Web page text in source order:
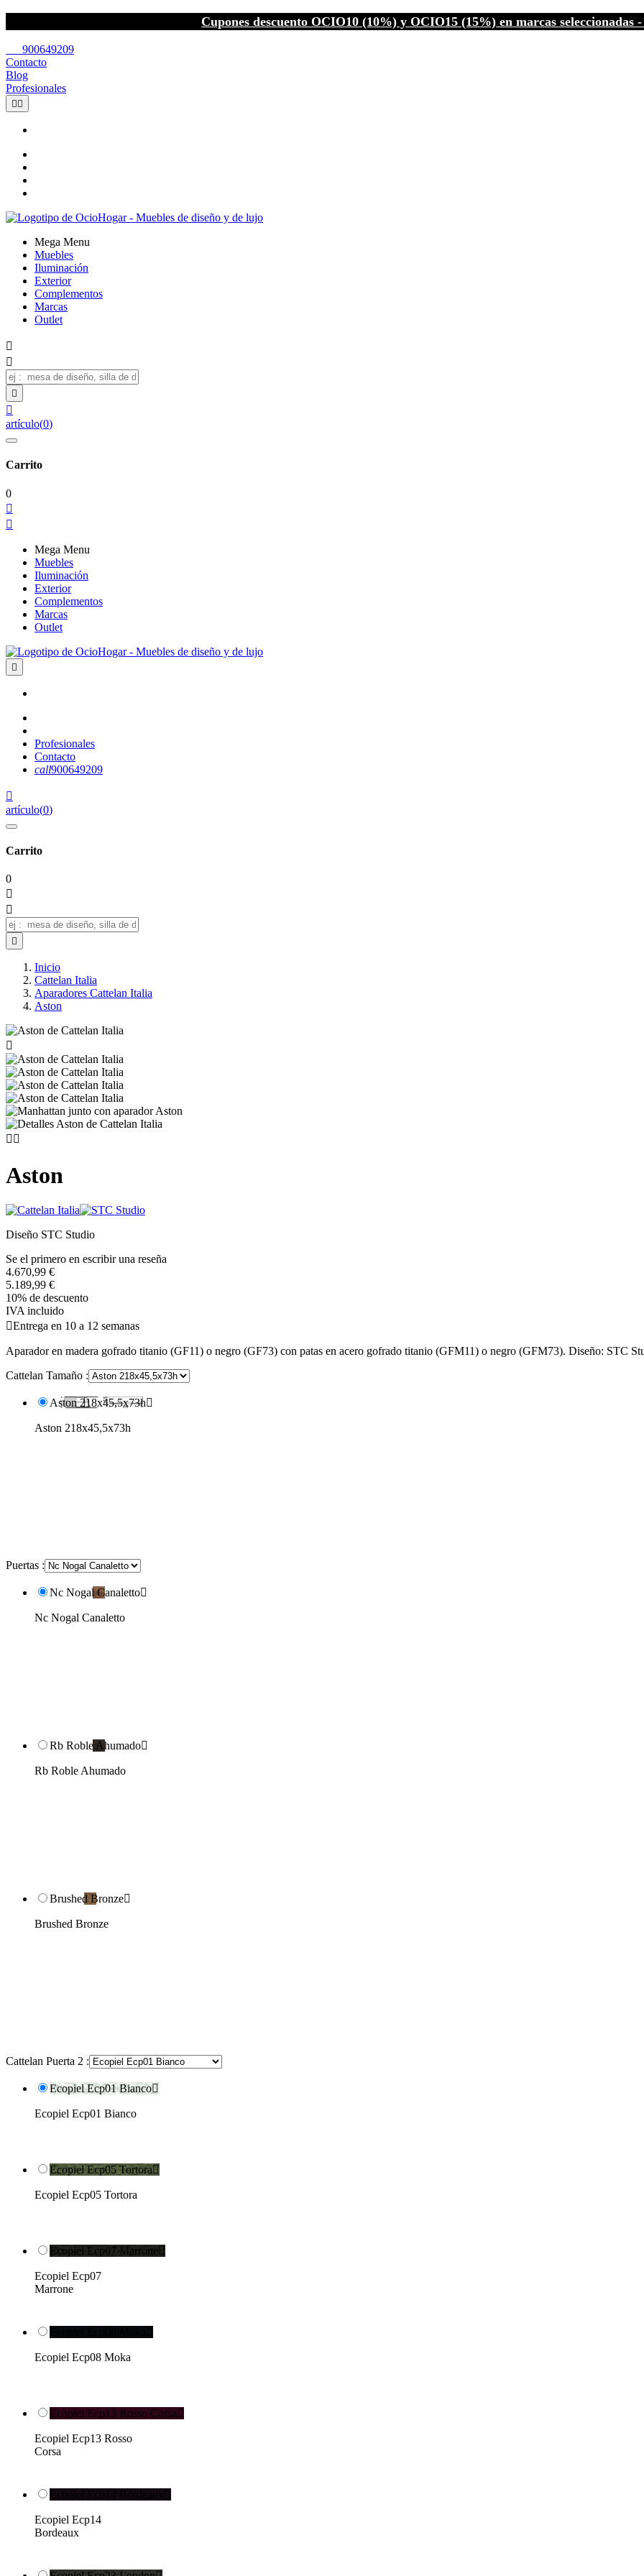
Cupones descuento OCIO10 (10%) y OCIO15 (15%) en marcas seleccionadas
900649209
Contacto
Blog
Profesionales
 
Mega Menu
Muebles
Iluminación
Exterior
Complementos
Marcas
Outlet




artículo(0)
Carrito
0


Mega Menu
Muebles
Iluminación
Exterior
Complementos
Marcas
Outlet

Profesionales
Contacto
call900649209

artículo(0)
Carrito
0



Inicio
Cattelan Italia
Aparadores Cattelan Italia
Aston

 
Aston
Diseño STC Studio
Se el primero en escribir una reseña
4.670,99 €
5.189,99 €
10% de descuento
IVA incluido
Entrega en 10 a 12 semanas
Aparador en madera gofrado titanio (GF11) o negro (GF73) con patas en acero gofrado titanio (GFM11) o negro (GFM73). Diseño: STC
Cattelan Tamaño :
Aston 218x45,5x73h
Aston 218x45,5x73h
Puertas :
Nc Nogal Canaletto
Nc Nogal Canaletto
Rb Roble Ahumado
Rb Roble Ahumado
Brushed Bronze
Brushed Bronze
Cattelan Puerta 2 :
Ecopiel Ecp01 Bianco
Ecopiel Ecp01 Bianco
Ecopiel Ecp05 Tortora
Ecopiel Ecp05 Tortora
Ecopiel Ecp07 Marrone 
Ecopiel Ecp07
Marrone
Ecopiel Ecp08 Moka
Ecopiel Ecp13 Rosso Corsa
Ecopiel Ecp13 Rosso
Corsa
Ecopiel Ecp14
Bordeaux